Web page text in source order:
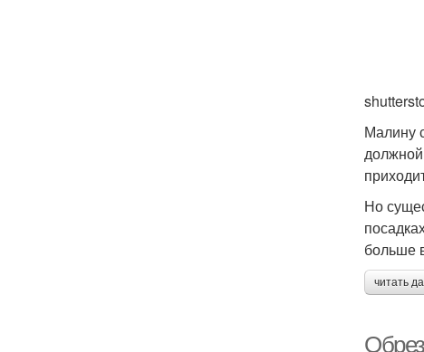
Малину
должной
Но
больше
читать